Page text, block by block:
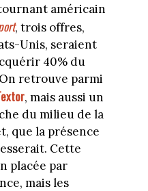
américain
, trois offres,
Unis, seraient
40% du
retrouve parmi
, mais aussi un
du milieu de la
que la présence
Cette
placée par
mais les